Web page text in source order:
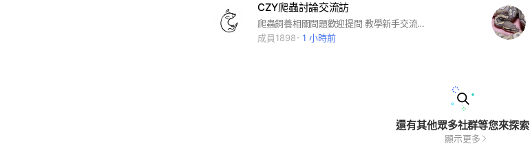
CZY爬蟲討論交流訪
爬蟲飼養相關問題歡迎提問 教學新手交流交換買賣競標
成員1898
1 小時前
還有其他眾多社群等您來探索
顯示更多